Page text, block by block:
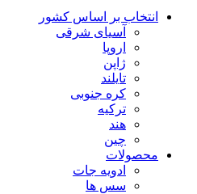
انتخاب بر اساس کشور
آسیای شرقی
اروپا
ژاپن
تایلند
کره جنوبی
ترکیه
هند
چین
محصولات
ادویه جات
سس ها